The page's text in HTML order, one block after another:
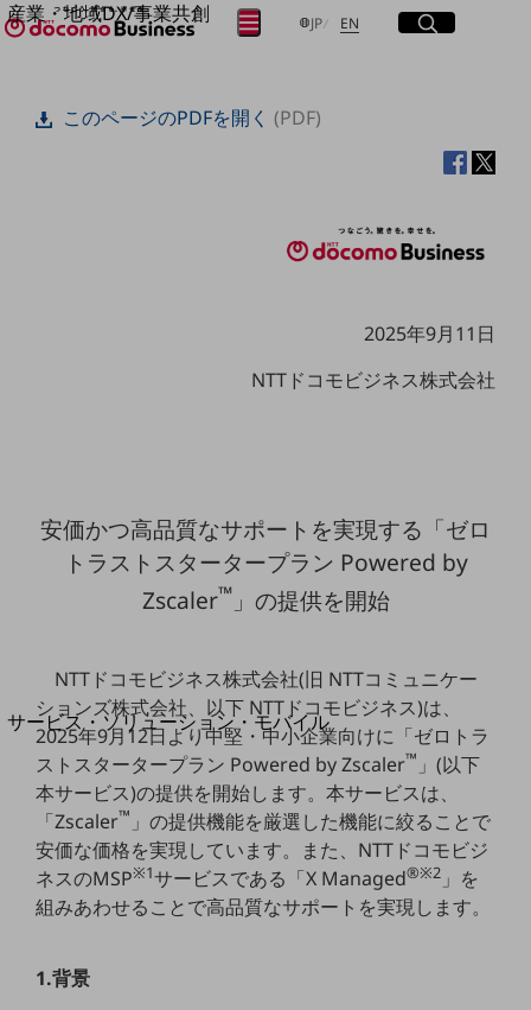
産業・地域DX/事業共創
OPEN HUB for Plural Futures
OPEN HUB for Plural Futuresとは
地域社会を支える皆さまと地域課題の解決や
地域経済のさらなる活性化に取り組みます
自治体・地域社会との共創
LGPF(Local Government Platform)
サービス・ソリューション・モバイル
サービス・ソリューションTOP
DXに関する課題を解決する
サービス・ソリューションをご紹介
カテゴリーで探す
カテゴリーで探すTOP
ネットワーク・モバイル
電話・映像コミュニケーション
JP日本語
EN Englishサイト内検索
開く
メニュー
開く
フリーワードを入力して探す
フリーワードでNTTドコモビジネスの
検索する
このページのPDFを開く(PDF)
2025年9月11日
NTTドコモビジネス株式会社
安価かつ高品質なサポートを実現する「ゼロ
トラストスタータープラン Powered by
Zscaler™」の提供を開始
NTTドコモビジネス株式会社(旧 NTTコミュニケー
ションズ株式会社、以下 NTTドコモビジネス)は、
2025年9月12日より中堅・中小企業向けに「ゼロトラ
ストスタータープラン Powered by Zscaler™ 」(以下
本サービス)の提供を開始します。本サービスは、
「Zscaler™ 」の提供機能を厳選した機能に絞ることで
安価な価格を実現しています。また、NTTドコモビジ
ネスのMSP※1サービスである「X Managed®※2 」を
組みあわせることで高品質なサポートを実現します。
1.背景